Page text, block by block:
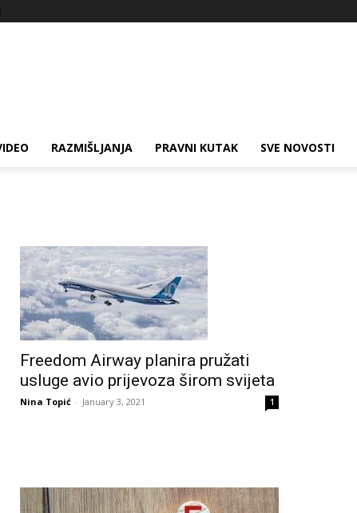
RAZMIŠLJANJA PRAVNI KUTAK SVE NOVOSTI
Freedom Airway planira pružati
usluge avio prijevoza širom svijeta
Nina Topić - January 3, 2021 1